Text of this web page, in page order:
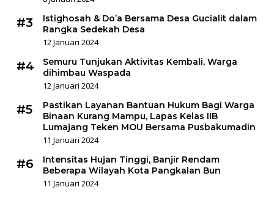
#3
Istighosah & Do’a Bersama Desa Gucialit dalam
Rangka Sedekah Desa
12 Januari 2024
#4
Semuru Tunjukan Aktivitas Kembali, Warga
dihimbau Waspada
12 Januari 2024
#5
Pastikan Layanan Bantuan Hukum Bagi Warga
Binaan Kurang Mampu, Lapas Kelas IIB
Lumajang Teken MOU Bersama Pusbakumadin
11 Januari 2024
#6
Intensitas Hujan Tinggi, Banjir Rendam
Beberapa Wilayah Kota Pangkalan Bun
11 Januari 2024